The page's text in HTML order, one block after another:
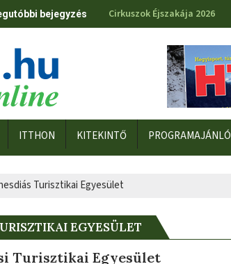
bejegyzés Cirkuszok Éjszakája 2026
ITTHON KITEKINTŐ PROGRAMAJÁNLÓ
Turisztikai Egyesület
EGYESÜLET
Turisztikai Egyesület